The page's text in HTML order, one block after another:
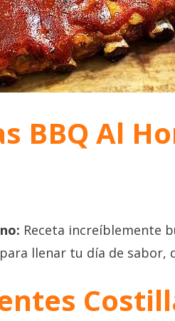
BBQ Al
Receta increíblemente
llenar tu día de sabor,